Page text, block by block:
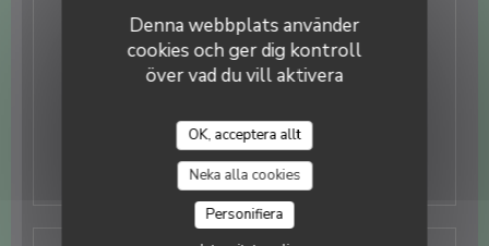
Denna webbplats använder
cookies och ger dig kontroll
över vad du vill aktivera
OK, acceptera allt
Neka alla cookies
Personifiera
12:00 - 14:00 * • 19:00 - 21:30 *
* Endast bokningar
La Tablée d'ISP